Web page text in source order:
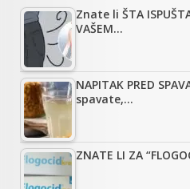
Znate li ŠTA
VAŠEM…
NAPITAK PRED
spavate,…
ZNATE LI ZA